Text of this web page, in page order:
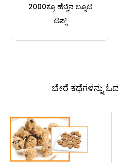
2000ಕ್ಕೂ ಹೆಚ್ಚಿನ ಬ್ಯೂಟಿ
ಟಿಪ್ಸ್
ಬೇರೆ ಕಥೆಗಳನ್ನು